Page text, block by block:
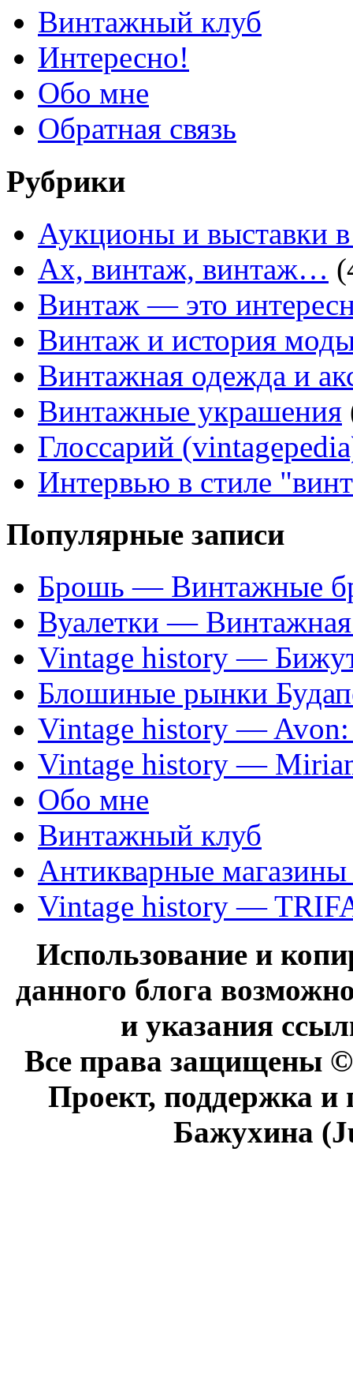
Винтажный клуб
Интересно!
Обо мне
Обратная связь
Рубрики
Аукционы и выставки
Ах, винтаж, винтаж…
Винтаж — это
Винтаж и история
Винтажная одежда и
Винтажные украшения
Глоссарий
Интервью в стиле
Популярные записи
Брошь — Винтажные
Вуалетки — Винтажная
Vintage history —
Блошиные рынки
Vintage history —
Vintage history —
Обо мне
Винтажный клуб
Антикварные
Vintage history —
Использование и
данного блога
и указания
Все права защищены
Проект, поддержка
Бажухина